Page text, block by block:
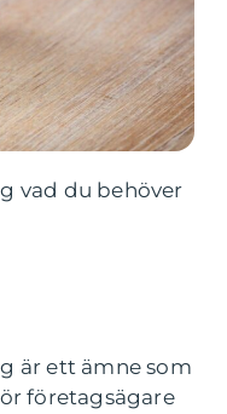
vad du behöver
är ett ämne som
företagsägare